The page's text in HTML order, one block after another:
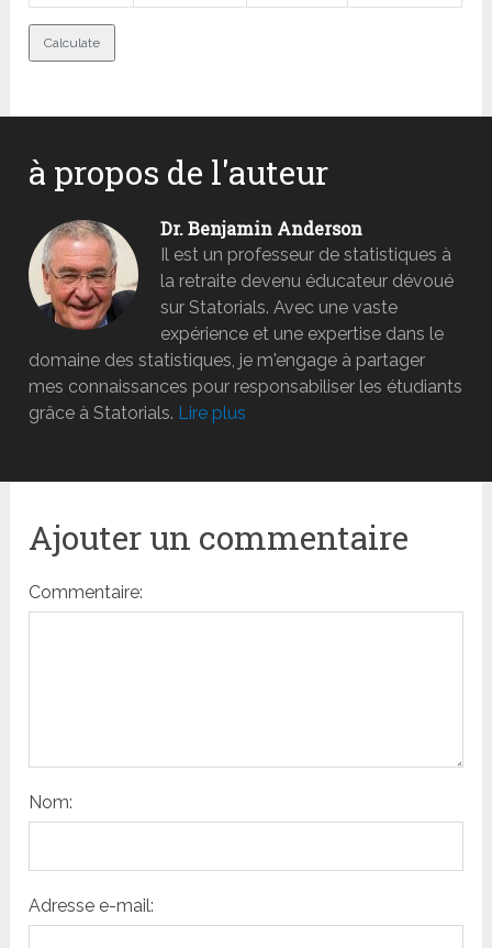
à propos de l'auteur
Dr. Benjamin Anderson
Il est un professeur de statistiques à
la retraite devenu éducateur dévoué
sur Statorials. Avec une vaste
expérience et une expertise dans le
domaine des statistiques, je m'engage à partager
mes connaissances pour responsabiliser les étudiants
grâce à Statorials. Lire plus
Ajouter un commentaire
Commentaire:
Nom:
Adresse e-mail: